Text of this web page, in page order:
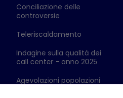
Conciliazione delle
controversie
Teleriscaldamento
Indagine sulla qualità dei
call center - anno 2025
Agevolazioni popolazioni